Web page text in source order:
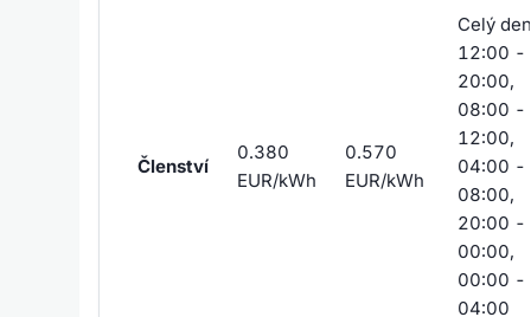
Členství
0.380
EUR/kWh
0.570
EUR/kWh
Celý
12:00 -
20:00,
08:00 -
12:00,
04:00 -
08:00,
20:00 -
00:00,
00:00 -
04:00